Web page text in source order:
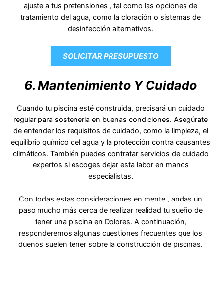
ajuste a tus pretensiones , tal como las opciones de
tratamiento del agua, como la cloración o sistemas de
desinfección alternativos.
SOLICITAR PRESUPUESTO
6. Mantenimiento Y Cuidado
Cuando tu piscina esté construida, precisará un cuidado
regular para sostenerla en buenas condiciones. Asegúrate
de entender los requisitos de cuidado, como la limpieza, el
equilibrio químico del agua y la protección contra causantes
climáticos. También puedes contratar servicios de cuidado
expertos si escoges dejar esta labor en manos
especialistas.
Con todas estas consideraciones en mente , andas un
paso mucho más cerca de realizar realidad tu sueño de
tener una piscina en Dolores. A continuación,
responderemos algunas cuestiones frecuentes que los
dueños suelen tener sobre la construcción de piscinas.